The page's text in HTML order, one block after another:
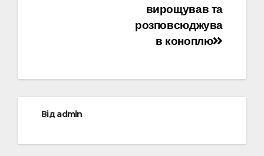
вирощував та
розповсюджува
в коноплю
Відadmin